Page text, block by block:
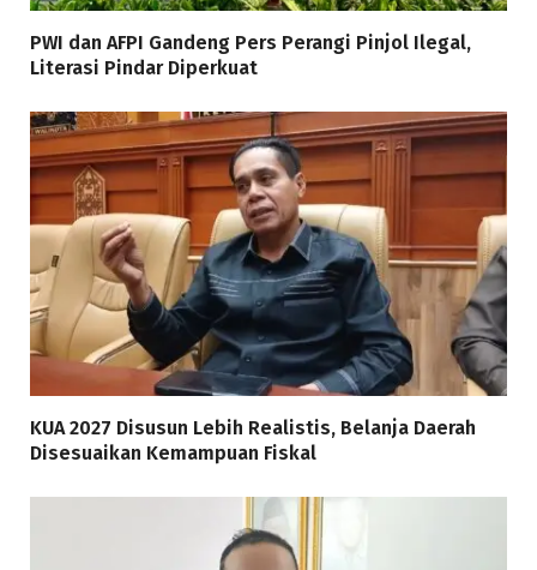
PWI dan AFPI Gandeng Pers Perangi Pinjol Ilegal,
Literasi Pindar Diperkuat
KUA 2027 Disusun Lebih Realistis, Belanja Daerah
Disesuaikan Kemampuan Fiskal